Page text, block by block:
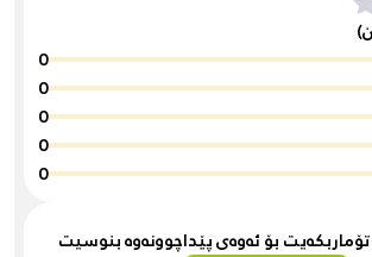
0
0
0
0
0
بۆ ئەوەی پێداچوونەوە بنوسیت